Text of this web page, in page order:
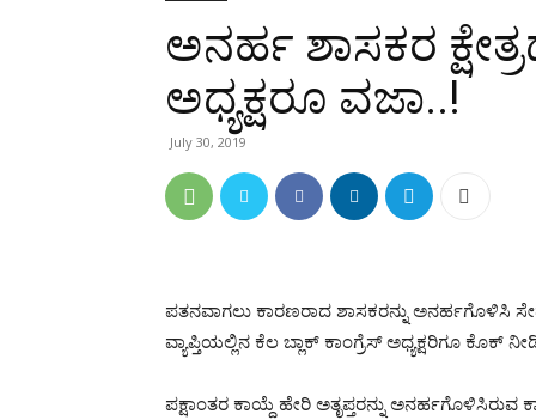
ಅನರ್ಹ ಶಾಸಕರ
ಅಧ್ಯಕ್ಷರೂ ವಜಾ..!
July 30, 2019
ಪತನವಾಗಲು ಕಾರಣರಾದ ಶಾಸಕರನ್ನು ಅನರ್ಹಗೊಳಿಸಿ
ವ್ಯಾಪ್ತಿಯಲ್ಲಿನ ಕೆಲ ಬ್ಲಾಕ್ ಕಾಂಗ್ರೆಸ್ ಅಧ್ಯಕ್ಷರಿಗೂ ಕೊಕ್
ಪಕ್ಷಾಂತರ ಕಾಯ್ದೆ ಹೇರಿ ಅತೃಪ್ತರನ್ನು ಅನರ್ಹಗೊಳಿಸಿರುವ